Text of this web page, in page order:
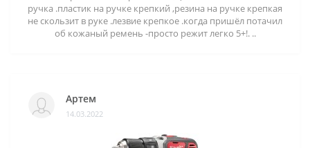
ручка .пластик на ручке крепкий ,резина на ручке крепкая
не скользит в руке .лезвие крепкое .когда пришёл потачил
об кожаный ремень -просто режит легко 5+!. ..
Артем
14.03.2022